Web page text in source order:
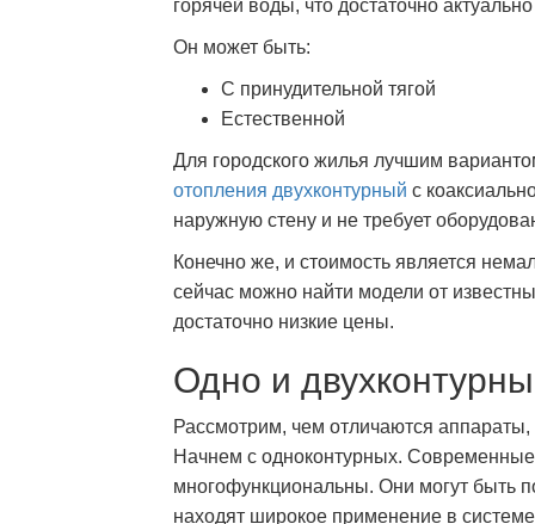
горячей воды, что достаточно
Он может быть:
С принудительной тягой
Естественной
Для городского жилья лучшим
отопления двухконтурный с
наружную стену и не требует
Конечно же, и стоимость является
сейчас можно найти модели от
достаточно низкие цены.
Одно и
Рассмотрим, чем отличаются
Начнем с одноконтурных.
многофункциональны. Они могут быть
находят широкое применение в